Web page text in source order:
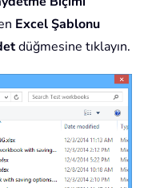
Excel Şablonu
düğmesine tıklayın.